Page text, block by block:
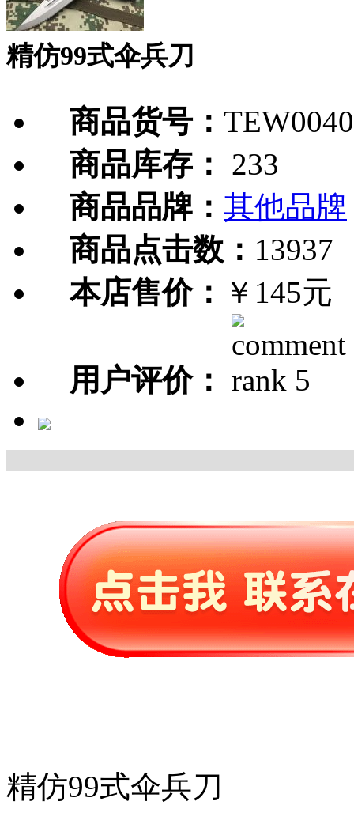
精仿99式伞兵刀
商品货号：
商品库存：
233
商品品牌： 其他品牌
商品点击数： 13937
本店售价： ￥145元
用户评价：
精仿99式伞兵刀